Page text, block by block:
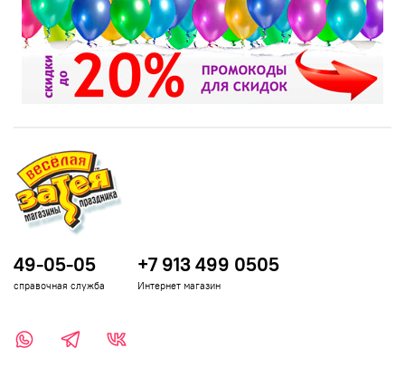
49-05-05
справочная служба
+7 913 499 0505
Интернет магазин